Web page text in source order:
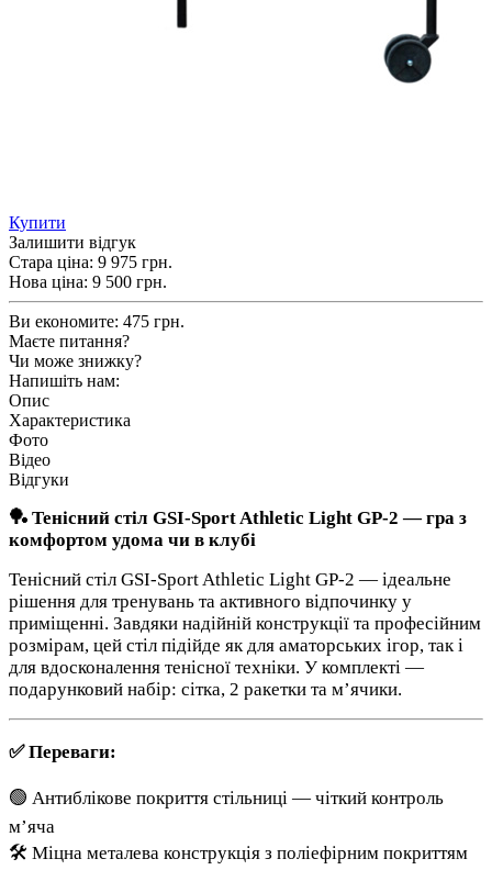
Купити
Залишити відгук
Стара ціна: 9 975 грн.
Нова ціна: 9 500 грн.
Ви економите: 475 грн.
Маєте питання?
Чи може знижку?
Напишіть нам:
Опис
Характеристика
Фото
Відео
Відгуки
🏓 Тенісний стіл GSI-Sport Athletic Light GP-2 — гра з
комфортом удома чи в клубі
Тенісний стіл GSI-Sport Athletic Light GP-2 — ідеальне
рішення для тренувань та активного відпочинку у
приміщенні. Завдяки надійній конструкції та професійним
розмірам, цей стіл підійде як для аматорських ігор, так і
для вдосконалення тенісної техніки. У комплекті —
подарунковий набір: сітка, 2 ракетки та м’ячики.
✅ Переваги:
🟢 Антиблікове покриття стільниці — чіткий контроль
м’яча
🛠 Міцна металева конструкція з поліефірним покриттям